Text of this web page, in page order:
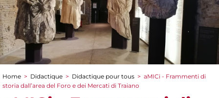
You are here
Home > Didactique > Didactique pour tous > aMICi - Frammenti di
storia dall’area del Foro e dei Mercati di Traiano